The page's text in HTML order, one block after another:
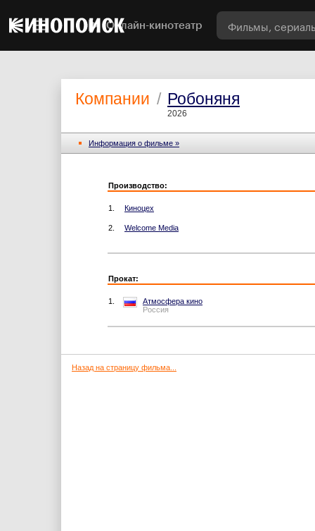
Онлайн-кинотеатр
Компании / Робоняня
2026
Информация o фильме »
Производство:
1. Киноцех
2. Welcome Media
Прокат:
1.
Атмосфера кино
Россия
Назад на страницу фильма...